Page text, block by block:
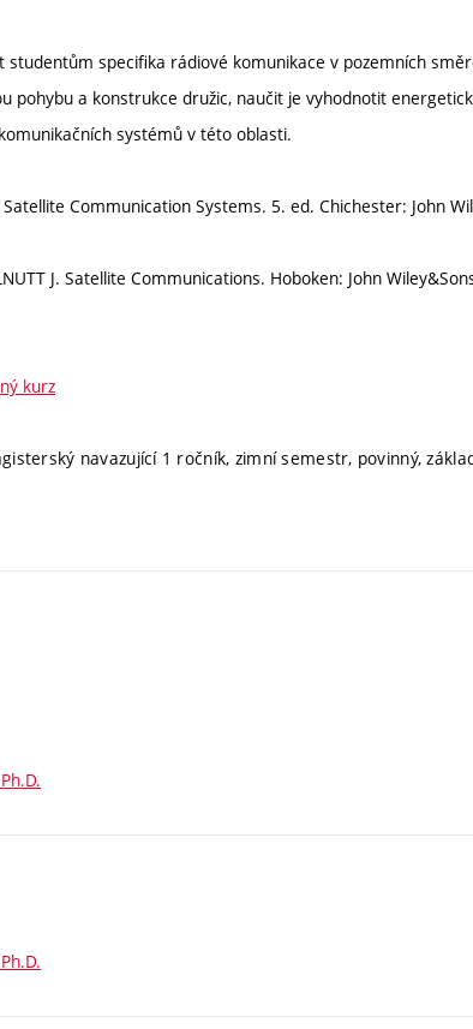
specifika rádiové komunikace v pozemních
pohybu a konstrukce družic, naučit je vyhodnotit
systémů v této oblasti.
Satellite Communication Systems. 5. ed. Chichester: John
J. Satellite Communications. Hoboken: John
kurz
navazující 1 ročník, zimní semestr, povinný,